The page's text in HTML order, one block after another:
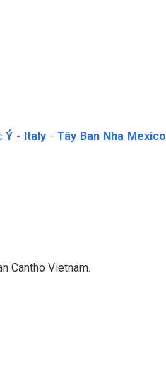
Ý - Italy-Tây Ban Nha Mexico
Cantho Vietnam.